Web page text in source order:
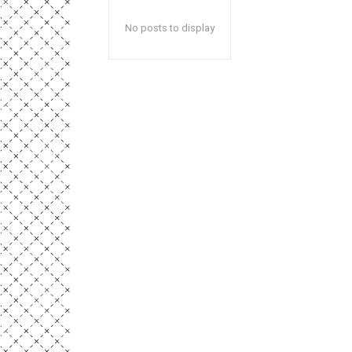
No posts to display